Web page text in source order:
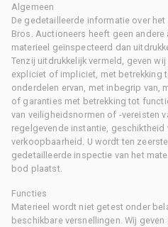
Algemeen
De gedetailleerde informatie over
Bros. Auctioneers heeft geen
materieel geïnspecteerd dan
Tenzij uitdrukkelijk vermeld, geven
expliciet of impliciet, met betrekking
onderdelen ervan, met inbegrip van,
of garanties met betrekking tot
van veiligheidsnormen of -vereisten
regelgevende instantie,
verkoopbaarheid. U wordt ten
gedetailleerde inspectie van het
bod plaatst.
Functies
Materieel wordt niet getest onder
beschikbare versnellingen. Wij